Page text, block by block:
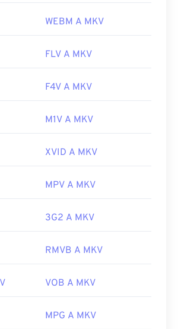
WEBM A MKV
FLV A MKV
F4V A MKV
M1V A MKV
XVID A MKV
MPV A MKV
3G2 A MKV
RMVB A MKV
VOB A MKV
MPG A MKV